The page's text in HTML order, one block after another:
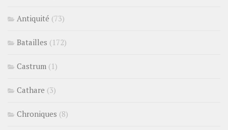
Antiquité (73)
Batailles (172)
Castrum (1)
Cathare (3)
Chroniques (8)